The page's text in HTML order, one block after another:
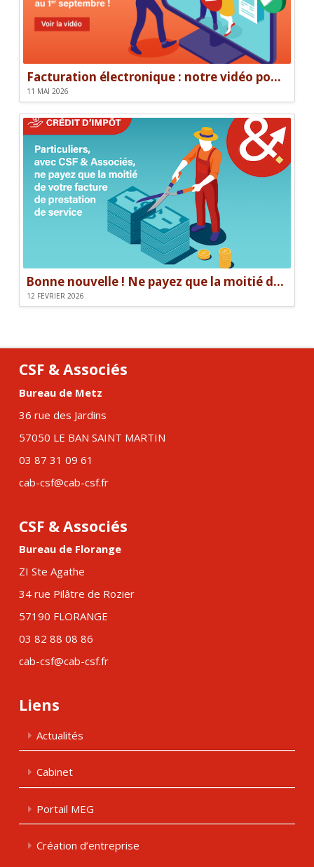
Facturation électronique : notre vidéo pour être prêt le 1er septembre
11 MAI 2026
Bonne nouvelle ! Ne payez que la moitié de votre facture.
12 FÉVRIER 2026
CSF & Associés
Bureau de Metz
36 rue des Jardins
57050 LE BAN SAINT MARTIN
03 87 31 09 61
cab-csf@cab-csf.fr
CSF & Associés
Bureau de Florange
ZI Ste Agathe
34 rue Pilâtre de Rozier
57190 FLORANGE
03 82 88 08 86
cab-csf@cab-csf.fr
Liens
Actualités
Cabinet
Portail MEG
Création d’entreprise